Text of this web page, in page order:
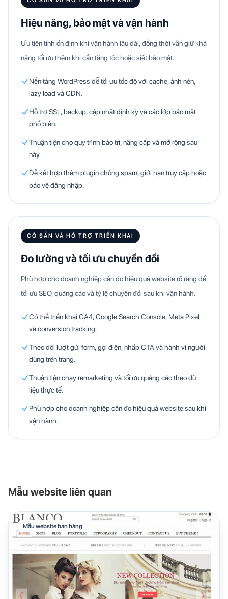
Hiệu năng, bảo mật và vận hành
Ưu tiên tính ổn định khi vận hành lâu dài, đồng thời vẫn giữ khả
năng tối ưu thêm khi cần tăng tốc hoặc siết bảo mật.
Nền tảng WordPress dễ tối ưu tốc độ với cache, ảnh nén,
lazy load và CDN.
Hỗ trợ SSL, backup, cập nhật định kỳ và các lớp bảo mật
phổ biến.
Thuận tiện cho quy trình bảo trì, nâng cấp và mở rộng sau
này.
Dễ kết hợp thêm plugin chống spam, giới hạn truy cập hoặc
bảo vệ đăng nhập.
CÓ SẴN VÀ HỖ TRỢ TRIỂN KHAI
Đo lường và tối ưu chuyển đổi
Phù hợp cho doanh nghiệp cần đo hiệu quả website rõ ràng để
tối ưu SEO, quảng cáo và tỷ lệ chuyển đổi sau khi vận hành.
Có thể triển khai GA4, Google Search Console, Meta Pixel
và conversion tracking.
Theo dõi lượt gửi form, gọi điện, nhấp CTA và hành vi người
dùng trên trang.
Thuận tiện chạy remarketing và tối ưu quảng cáo theo dữ
liệu thực tế.
Phù hợp cho doanh nghiệp cần đo hiệu quả website sau khi
vận hành.
Mẫu website liên quan
Mẫu website bán hàng